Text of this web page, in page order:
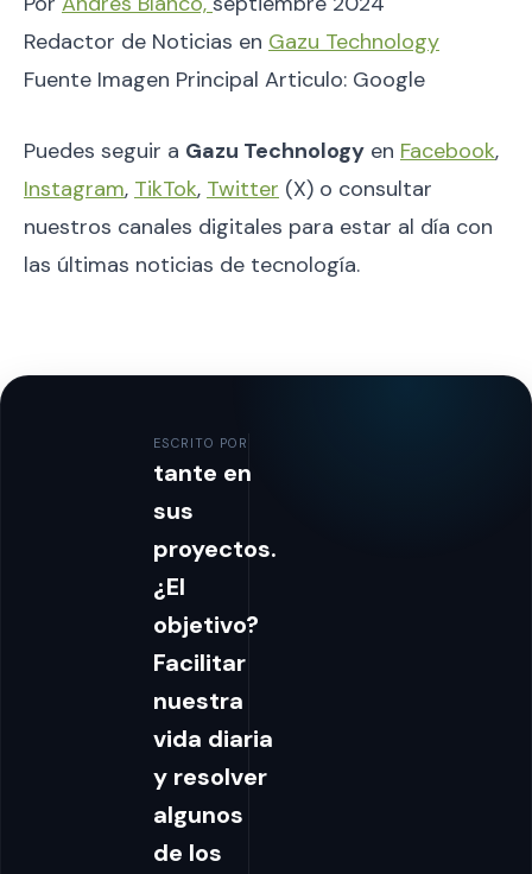
Redactor de Noticias en Gazu Technology
Fuente Imagen Principal Articulo: Google
Puedes seguir a Gazu Technology en Facebook,
Instagram, TikTok, Twitter (X) o consultar
nuestros canales digitales para estar al día con
las últimas noticias de tecnología.
ESCRITO POR
tante en
sus
proyectos.
¿El
objetivo?
Facilitar
nuestra
vida diaria
y resolver
algunos
de los